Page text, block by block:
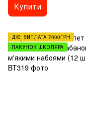
Купити
ДІЄ: ВИПЛАТА 7000ГРН
ПАКУНОК ШКОЛЯРА